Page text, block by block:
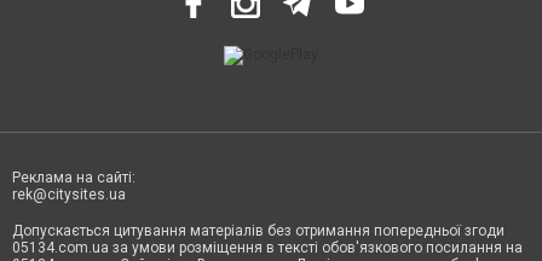
Реклама на сайті:
rek@citysites.ua
Допускається цитування матеріалів без отримання попередньої згоди
05134.com.ua за умови розміщення в тексті обов'язкового посилання на